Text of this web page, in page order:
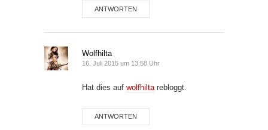
ANTWORTEN
Wolfhilta
16. Juli 2015 um 13:58 Uhr
Hat dies auf wolfhiltarebloggt.
ANTWORTEN